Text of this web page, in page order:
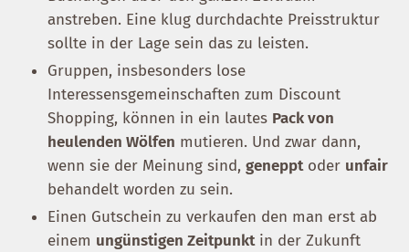
anstreben. Eine klug durchdachte Preisstruktur
sollte in der Lage sein das zu leisten.
Gruppen, insbesonders lose
Interessensgemeinschaften zum Discount
Shopping, können in ein lautes Pack von
heulenden Wölfen mutieren. Und zwar dann,
wenn sie der Meinung sind, genepptoder unfair
behandelt worden zu sein.
Einen Gutschein zu verkaufen den man erst ab
einem ungünstigen Zeitpunktin der Zukunft